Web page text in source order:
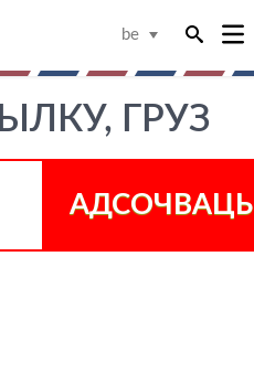
be
ГРУЗ
АДСОЧВАЦЬ